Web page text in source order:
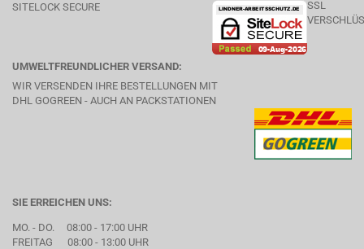
SITELOCK SECURE
UMWELTFREUNDLICHER VERSAND:
WIR VERSENDEN IHRE BESTELLUNGEN MIT
DHL GOGREEN - AUCH AN PACKSTATIONEN
SIE ERREICHEN UNS:
MO. - DO. 08:00 - 17:00 UHR
FREITAG 08:00 - 13:00 UHR